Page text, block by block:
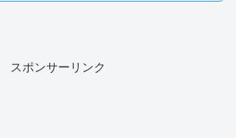
スポンサーリンク